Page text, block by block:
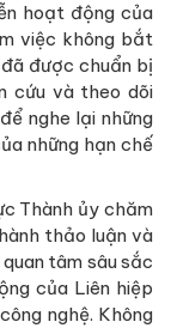
hoạt động của
việc không bắt
được chuẩn bị
cứu và theo dõi
nghe lại những
những hạn chế
Thành ủy chăm
thảo luận và
tâm sâu sắc
của Liên hiệp
nghệ. Không